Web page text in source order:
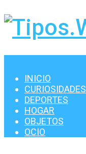
INICIO
CURIOSIDADES
DEPORTES
HOGAR
OBJETOS
OCIO